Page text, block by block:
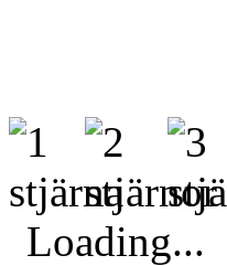
Loading...